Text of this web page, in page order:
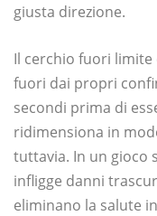
giusta direzione.
Il cerchio fuori
fuori dai propri
secondi prima di
ridimensiona in
tuttavia. In un gioco
infligge danni
eliminano la salute